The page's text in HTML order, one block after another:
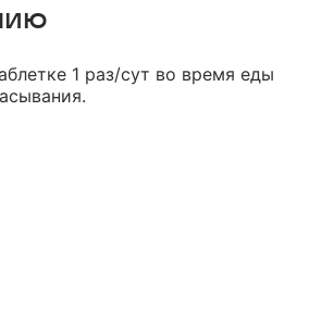
1 раз/сут во время еды